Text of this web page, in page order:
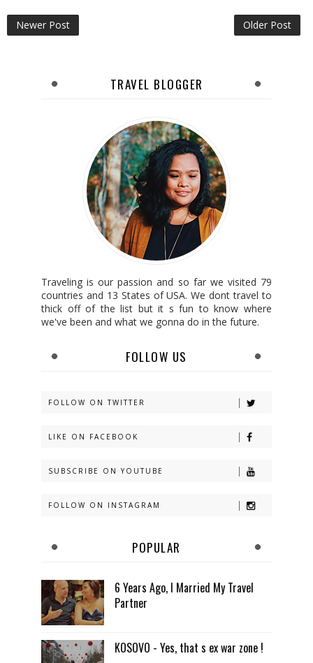
Newer Post Older Post
TRAVEL BLOGGER
Traveling is our passion and so far we visited 79
countries and 13 States of USA. We dont travel to
thick off of the list but it s fun to know where
we've been and what we gonna do in the future.
FOLLOW US
FOLLOW ON TWITTER
LIKE ON FACEBOOK
SUBSCRIBE ON YOUTUBE
FOLLOW ON INSTAGRAM
POPULAR
6 Years Ago, I Married My Travel
Partner
KOSOVO - Yes, that s ex war zone !